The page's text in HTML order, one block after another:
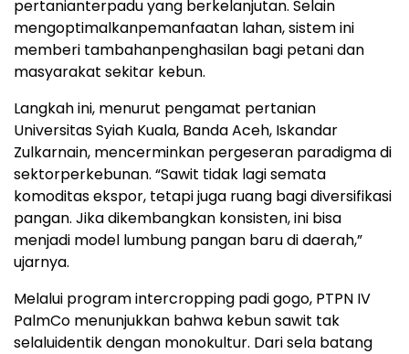
pertanianterpaduyang berkelanjutan. Selain
mengoptimalkanpemanfaatan lahan,sistemini
memberi tambahanpenghasilan bagi petanidan
masyarakat sekitar kebun.
Langkahini, menurut pengamat pertanian
Universitas Syiah Kuala, Banda Aceh, Iskandar
Zulkarnain, mencerminkan pergeseran paradigmadi
sektorperkebunan. “Sawit tidak lagisemata
komoditasekspor, tetapijuga ruang bagidiversifikasi
pangan. Jikadikembangkan konsisten,ini bisa
menjadi model lumbung pangan barudidaerah,”
ujarnya.
Melalui program intercropping padigogo, PTPN IV
PalmCo menunjukkan bahwa kebunsawit tak
selaluidentikdengan monokultur. Dari sela batang